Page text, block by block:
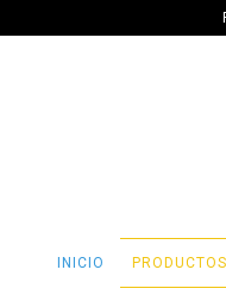
INICIO PRODUCTOS